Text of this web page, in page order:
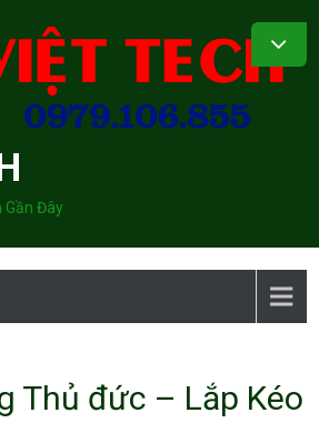
Gần Đây
Thủ đức – Lắp Kéo